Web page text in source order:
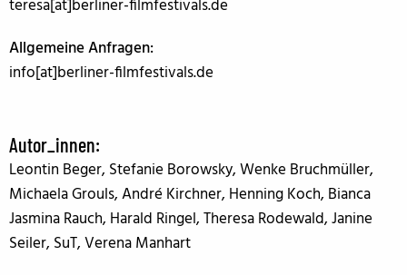
teresa[at]berliner-filmfestivals.de
Allgemeine Anfragen:
info[at]berliner-filmfestivals.de
Autor_innen:
Leontin Beger, Stefanie Borowsky, Wenke Bruchmüller,
Michaela Grouls, André Kirchner, Henning Koch, Bianca
Jasmina Rauch, Harald Ringel, Theresa Rodewald, Janine
Seiler, SuT, Verena Manhart